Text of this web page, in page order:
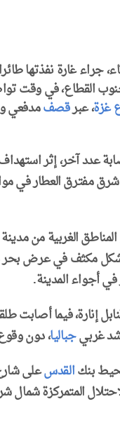
جراء غارة نفذتها
القطاع، في وقت
غزة، عبرقصفمدفعي
عدد آخر، إثر
مفترق العطار في
الغربية من
بشكل مكثف في عرض
أجواء المدينة.
إنارة، فيما أصابت
غربيجباليا، دون
بنكالقدسعلى
المتمركزة شمال